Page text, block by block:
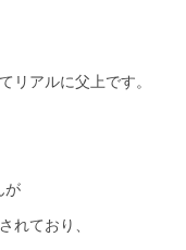
アルに父上です。
が
れており、